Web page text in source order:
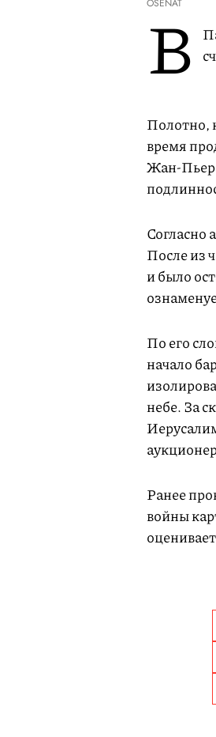
OSENAT
В
Полотно,
время
Жан-Пьер
Согласно
После из
и было
По его
начало
небе. За
Ранее
войны